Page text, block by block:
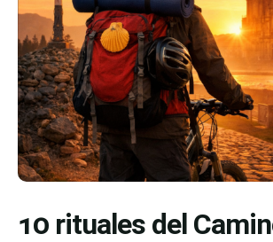
10 rituales del